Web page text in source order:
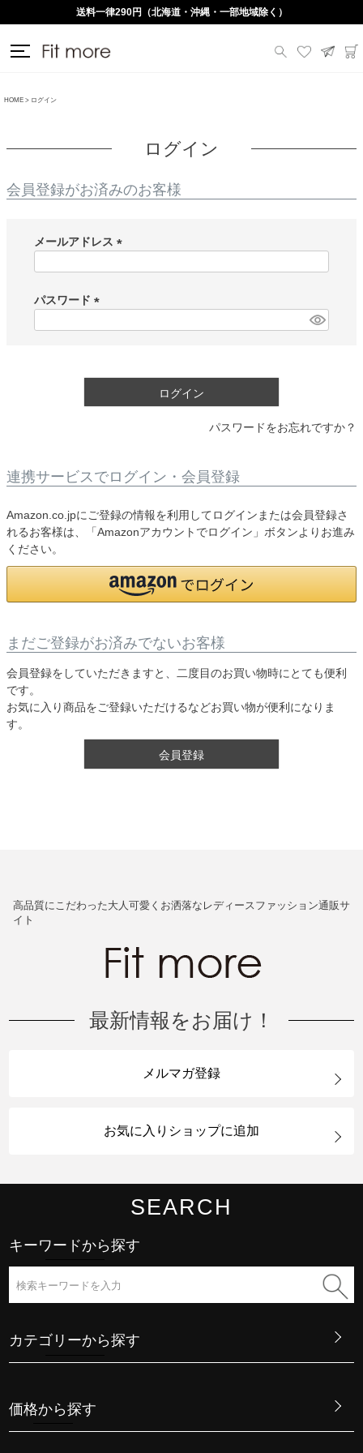
送料一律290円（北海道・沖縄・一部地域除く）
HOME ログイン
ログイン
会員登録がお済みのお客様
メールアドレス
)
パスワード
ログイン
パスワードをお忘れですか？
連携サービスでログイン・会員登録
Amazon.co.jpにご登録の情報を利用してログインまたは会員登録さ
れるお客様は、「Amazonアカウントでログイン」ボタンよりお進み
ください。
まだご登録がお済みでないお客様
会員登録をしていただきますと、二度目のお買い物時にとても便利
です。
お気に入り商品をご登録いただけるなどお買い物が便利になりま
す。
会員登録
高品質にこだわった大人可愛くお洒落なレディースファッション通販サ
イト
最新情報をお届け！
メルマガ登録
お気に入りショップに追加
SEARCH
キーワードから探す
カテゴリーから探す
価格から探す